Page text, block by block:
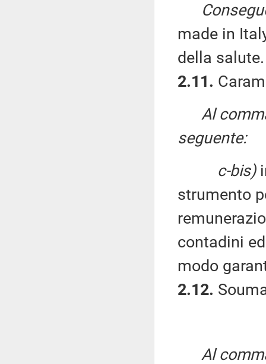
made in
della salute.
2.11.
Al
seguente:
c-bis)
strumento
contadini
modo
2.12.
Al